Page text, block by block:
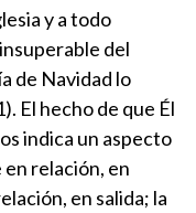
y a todo
del
de Navidad lo
El hecho de que Él
indica un aspecto
en relación, en
en salida; la